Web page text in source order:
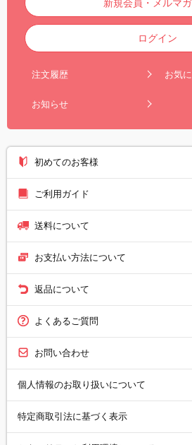
新規会員・メルマ
ログイン
注文履歴 お気
お知らせ
初めてのお客様
ご利用ガイド
送料について
お支払い方法について
返品について
よくあるご質問
お問い合わせ
個人情報のお取り扱いについて
特定商取引法に基づく表示